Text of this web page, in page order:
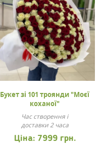
Букет зі 101 троянди "Моєї
коханої"
Час створення і
доставки 2 часа
Ціна: 7999 грн.